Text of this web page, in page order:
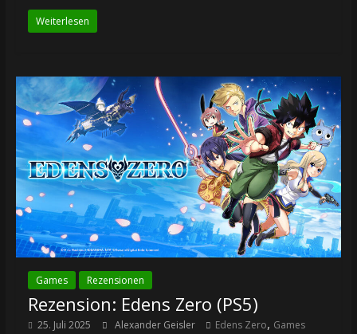
Weiterlesen
Games Rezensionen
Rezension: Edens Zero (PS5)
25. Juli 2025 Alexander Geisler Edens Zero, Games